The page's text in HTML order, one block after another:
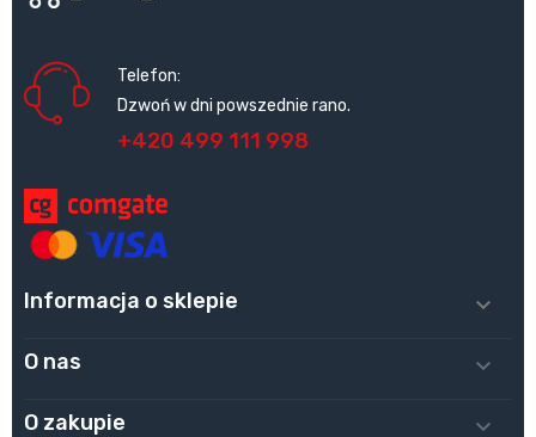
Telefon:
Dzwoń w dni powszednie rano.
+420 499 111 998
Informacja o sklepie 
O nas 
O zakupie 